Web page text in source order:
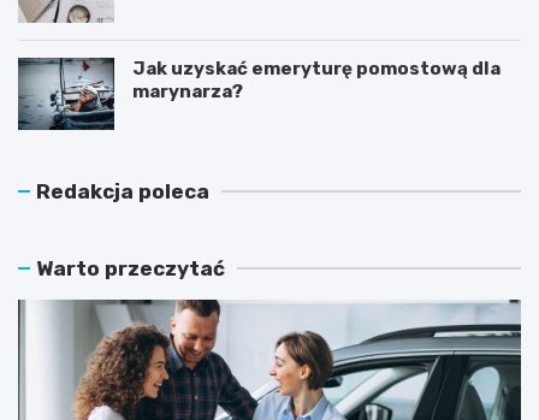
Jak uzyskać emeryturę pomostową dla
marynarza?
Redakcja poleca
Warto przeczytać